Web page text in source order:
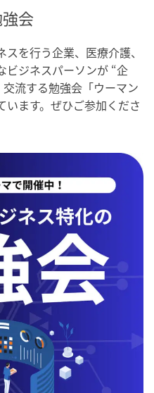
会
を行う企業、医療介護、
ビジネスパーソンが “企
流する勉強会「ウーマン
ます。ぜひご参加くださ